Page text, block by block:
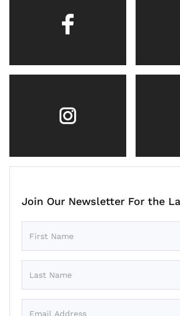
Join Our Newsletter For the